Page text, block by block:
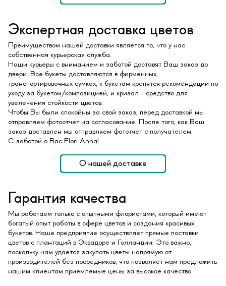
Экспертная доставка цветов
Преимуществом нашей доставки является то, что у нас
собственная курьерская служба.
Наши курьеры с вниманием и заботой доставят Ваш заказ до
двери. Все букеты доставляются в фирменных,
транспортировочных сумках, к букетам крепятся рекомендации по
уходу за букетом/композицией, и кризал - средство для
увелечения стойкости цветов.
Чтобы Вы были спокойны за свой заказ, перед доставкой мы
отправляем фотоотчет на согласование. После того, как Ваш
заказ доставлен мы отправляем фототчет с получателем.
С заботой о Вас Flori Anna!
О нашей доставке
Гарантия качества
Мы работаем только с опытными флористами, который имеют
богатый опыт работы в сфере цветов и создания красивых
букетов. Наше предприятие осуществляет прямые поставки
цветов с плантаций в Эквадоре и Голландии. Это важно,
поскольку нам удается закупать цветы напрямую от
производителей без посредников, что позволяет нам предложить
нашим клиентам приемлемые цены за высокое качество.